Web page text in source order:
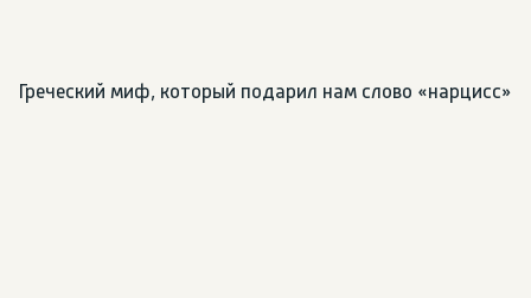
Греческий миф, который подарил нам слово «нарцисс»